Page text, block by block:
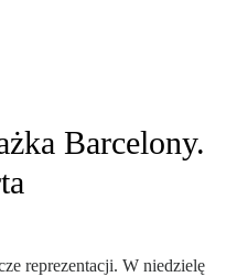
Barcelony.
reprezentacji. W niedzielę